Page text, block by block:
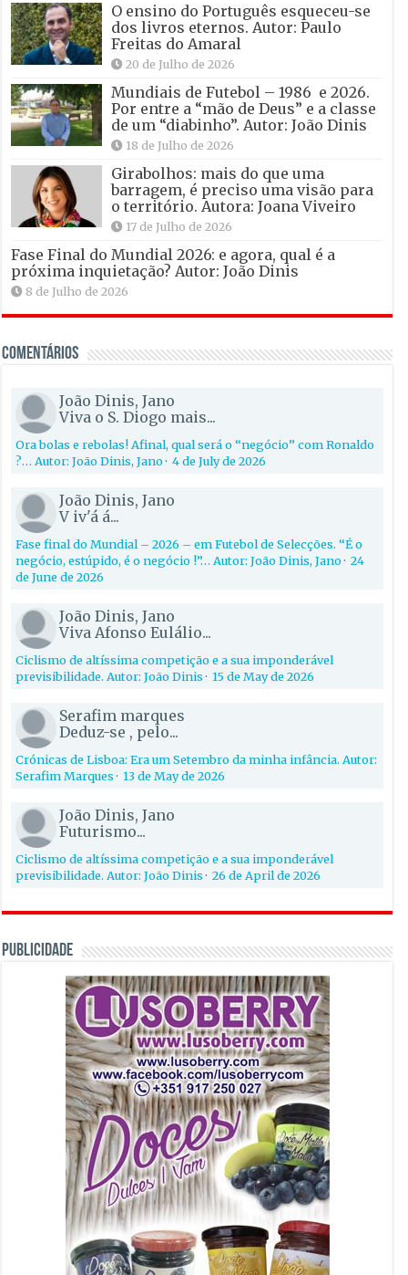
O ensino do Português esqueceu-se
dos livros eternos. Autor: Paulo
Freitas do Amaral
20 de Julho de 2026
Mundiais de Futebol – 1986 e 2026.
Por entre a “mão de Deus” e a classe
de um “diabinho”. Autor: João Dinis
18 de Julho de 2026
Girabolhos: mais do que uma
barragem, é preciso uma visão para
o território. Autora: Joana Viveiro
17 de Julho de 2026
Fase Final do Mundial 2026: e agora, qual é a
próxima inquietação? Autor: João Dinis
8 de Julho de 2026
Comentários
João Dinis, Jano
Viva o S. Diogo mais...
Ora bolas e rebolas! Afinal, qual será o “negócio” com Ronaldo
?… Autor: João Dinis, Jano·4 de July de 2026
João Dinis, Jano
V iv'á á...
Fase final do Mundial – 2026 – em Futebol de Selecções. “É o
negócio, estúpido, é o negócio !”… Autor: João Dinis, Jano·24
de June de 2026
João Dinis, Jano
Viva Afonso Eulálio...
Ciclismo de altíssima competição e a sua imponderável
previsibilidade. Autor: João Dinis·15 de May de 2026
Serafim marques
Deduz-se , pelo...
Crónicas de Lisboa: Era um Setembro da minha infância. Autor:
Serafim Marques·13 de May de 2026
João Dinis, Jano
Futurismo...
Ciclismo de altíssima competição e a sua imponderável
previsibilidade. Autor: João Dinis·26 de April de 2026
PUBLICIDADE